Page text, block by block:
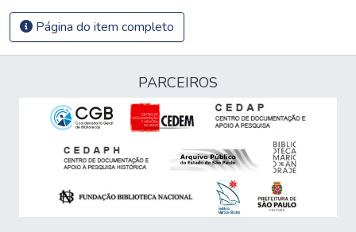
Página do item completo
PARCEIROS